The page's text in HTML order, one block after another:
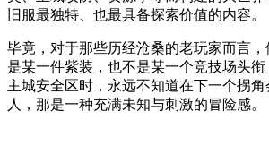
旧服最独特、也最具备探索价值的内容。
毕竟，对于那些历经沧桑的老玩家而言
是某一件紫装，也不是某一个竞技场头
主城安全区时，永远不知道在下一个拐
人，那是一种充满未知与刺激的冒险感。